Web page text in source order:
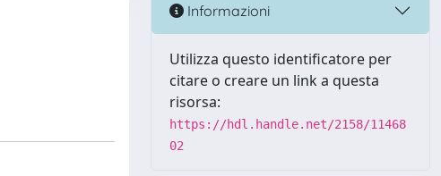
Informazioni
Utilizza questo identificatore per
citare o creare un link a questa
risorsa:
https://hdl.handle.net/2158/11468
02